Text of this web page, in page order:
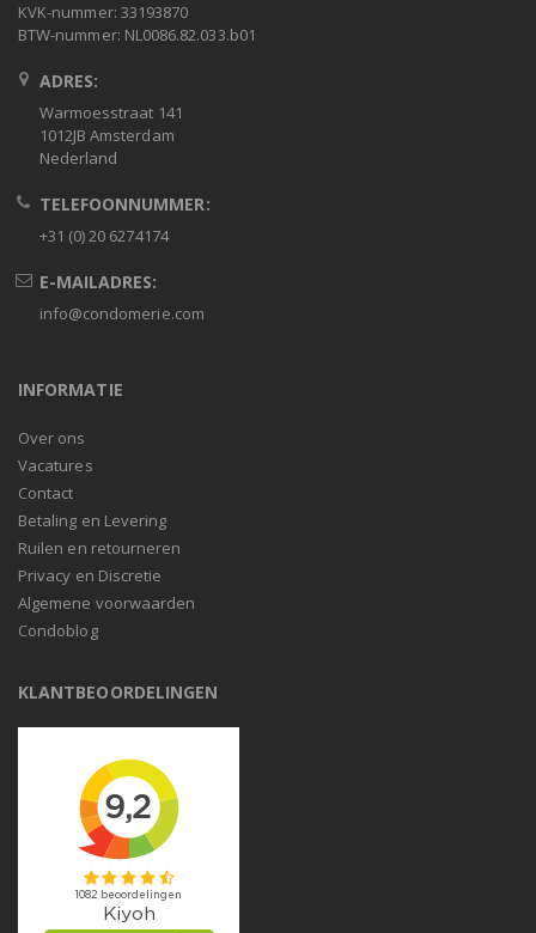
KVK-nummer: 33193870
BTW-nummer: NL0086.82.033.b01
ADRES:
Warmoesstraat 141
1012JB Amsterdam
Nederland
TELEFOONNUMMER:
+31 (0) 20 6274174
E-MAILADRES:
info@condomerie.com
INFORMATIE
Over ons
Vacatures
Contact
Betaling en Levering
Ruilen en retourneren
Privacy en Discretie
Algemene voorwaarden
Condoblog
KLANTBEOORDELINGEN